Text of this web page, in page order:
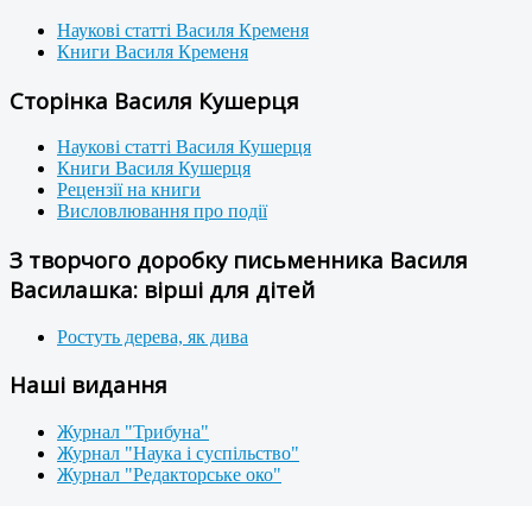
Наукові статті Василя Кременя
Книги Василя Кременя
Сторінка Василя Кушерця
Наукові статті Василя Кушерця
Книги Василя Кушерця
Рецензії на книги
Висловлювання про події
З творчого доробку письменника Василя
Василашка: вірші для дітей
Ростуть дерева, як дива
Наші видання
Журнал "Трибуна"
Журнал "Наука і суспільство"
Журнал "Редакторське око"